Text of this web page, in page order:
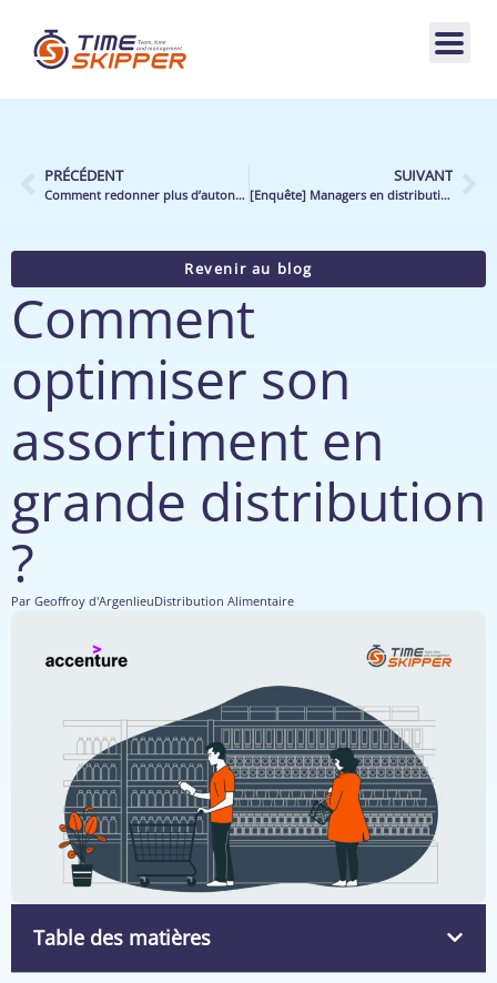
PRÉCÉDENT
Comment redonner plus d’autonomie et de responsabilisation aux gestionnaires de rayon ?
SUIVANT
[Enquête] Managers en distribution : entre le marteau et l’enclume
Revenir au blog
Comment
optimiser son
assortiment en
grande distribution
?
Par Geoffroy d'ArgenlieuDistribution Alimentaire
Table des matières